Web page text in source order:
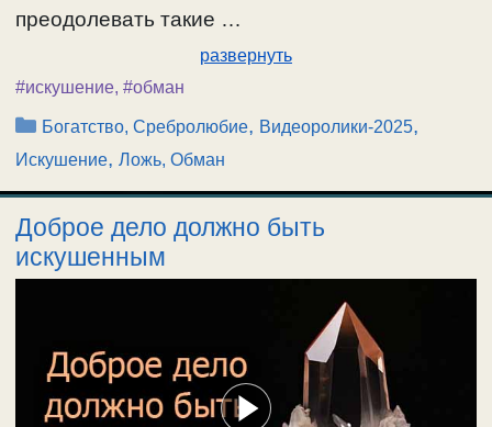
преодолевать такие …
развернуть
#искушение, #обман
Рубрики
Богатство, Сребролюбие, Видеоролики-2025,
Искушение, Ложь, Обман
Доброе дело должно быть
искушенным